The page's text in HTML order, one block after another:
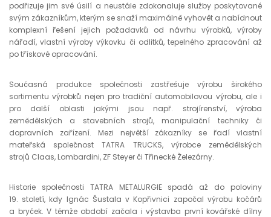
podřizuje jim své úsilí a neustále zdokonaluje služby poskytované
svým zákazníkům, kterým se snaží maximálně vyhovět a nabídnout
komplexní řešení jejich požadavků od návrhu výrobků, výroby
nářadí, vlastní výroby výkovku či odlitků, tepelného zpracování až
po třískové opracování.
Současná produkce společnosti zastřešuje výrobu širokého
sortimentu výrobků nejen pro tradiční automobilovou výrobu, ale i
pro další oblasti jakými jsou např. strojírenství, výroba
zemědělských a stavebních strojů, manipulační techniky či
dopravních zařízení. Mezi největší zákazníky se řadí vlastní
mateřská společnost TATRA TRUCKS, výrobce zemědělských
strojů Claas, Lombardini, ZF Steyer či Třinecké Železárny.
Historie společnosti TATRA METALURGIE spadá až do poloviny
19. století, kdy Ignác Šustala v Kopřivnici započal výrobu kočárů
a bryček. V témže období začala i výstavba první kovářské dílny